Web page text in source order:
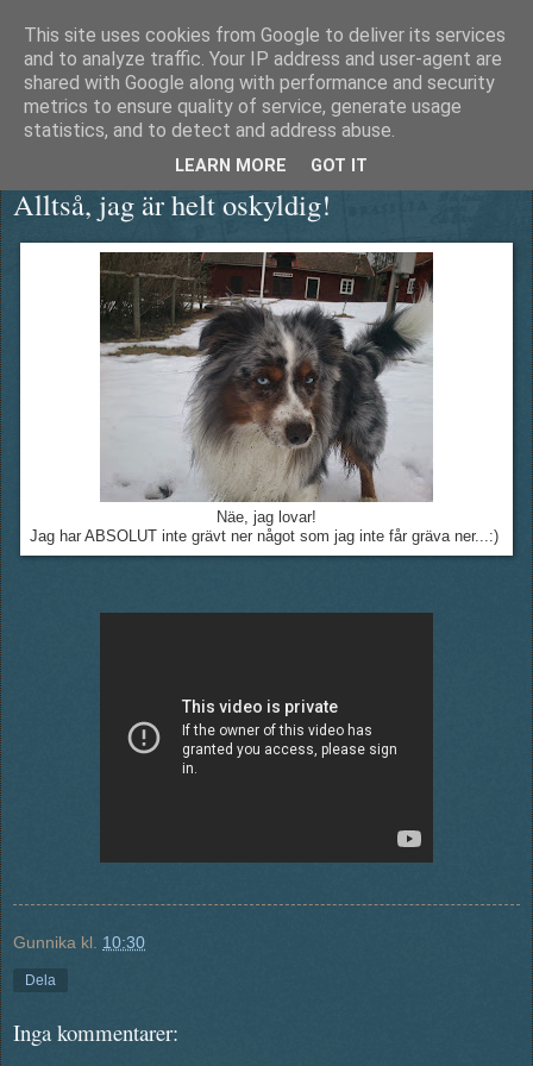
Äventyrshunden Diesel
Alltså, jag är helt oskyldig!
Näe, jag lovar!
Jag har ABSOLUT inte grävt ner något som jag inte får gräva ner...:)
Gunnika kl. 10:30
Dela
Inga kommentarer:
This site uses cookies from Google to deliver its services
and to analyze traffic. Your IP address and user-agent are
shared with Google along with performance and security
metrics to ensure quality of service, generate usage
statistics, and to detect and address abuse.
LEARN MORE GOT IT